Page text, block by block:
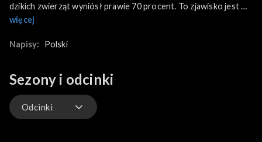
dzikich zwierząt wyniósł prawie 70 procent. To zjawisko jest w
dużej mierze spowodowane degradacją środowiska oraz
zwierząt jako talizmanów, pamiątek, czy składników
więcej
Napisy: Polski
Sezony i odcinki
Odcinki